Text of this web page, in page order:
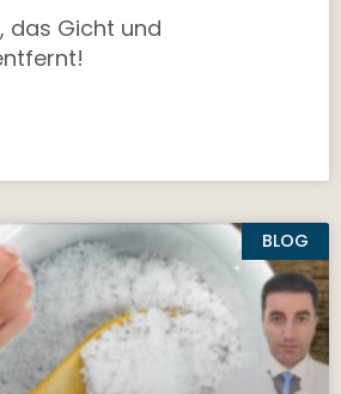
das Gicht und
BLOG